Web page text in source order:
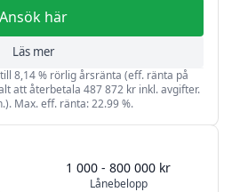
Ansök här
Läs mer
8,14 % rörlig årsränta (eff. ränta på
att återbetala 487 872 kr inkl. avgifter.
Max. eff. ränta: 22.99 %.
Lånebelopp
1 000 - 800 000 kr